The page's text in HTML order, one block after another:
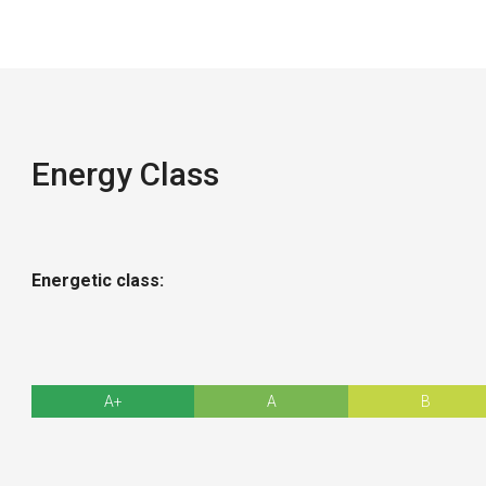
Energy Class
Energetic class:
A+ A B